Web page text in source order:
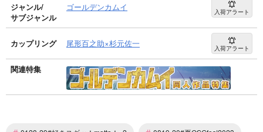
ジャンル/
サブジャンル
ゴールデンカムイ 入荷アラート
カップリング 尾形百之助×杉元佐一 入荷アラート
関連特集